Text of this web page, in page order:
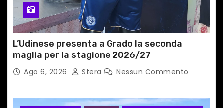
l
i
L’Udinese presenta a Grado la seconda
maglia per la stagione 2026/27
Ago 6, 2026 Stera Nessun Commento